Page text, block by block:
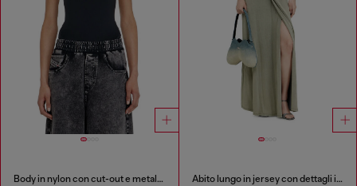
Body in nylon con cut-out e metallo Oval D Abito lungo in jersey con dettagli intrecciato